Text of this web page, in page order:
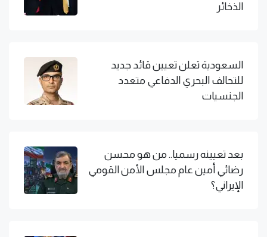
الذخائر
السعودية تعلن تعيين قائد جديد
للتحالف البحري الدفاعي متعدد
الجنسيات
بعد تعيينه رسميا.. من هو محسن
رضائي أمين عام مجلس الأمن القومي
الإيراني؟